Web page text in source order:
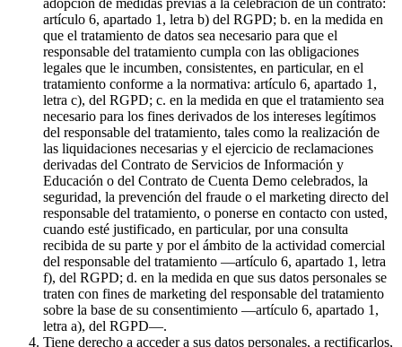
artículo 6, apartado 1, letra b) del RGPD; b. en la medida en
que el tratamiento de datos sea necesario para que el
responsable del tratamiento cumpla con las obligaciones
legales que le incumben, consistentes, en particular, en el
tratamiento conforme a la normativa: artículo 6, apartado 1,
letra c), del RGPD; c. en la medida en que el tratamiento sea
necesario para los fines derivados de los intereses legítimos
del responsable del tratamiento, tales como la realización de
las liquidaciones necesarias y el ejercicio de reclamaciones
derivadas del Contrato de Servicios de Información y
Educación o del Contrato de Cuenta Demo celebrados, la
seguridad, la prevención del fraude o el marketing directo del
responsable del tratamiento, o ponerse en contacto con usted,
cuando esté justificado, en particular, por una consulta
recibida de su parte y por el ámbito de la actividad comercial
del responsable del tratamiento —artículo 6, apartado 1, letra
f), del RGPD; d. en la medida en que sus datos personales se
traten con fines de marketing del responsable del tratamiento
sobre la base de su consentimiento —artículo 6, apartado 1,
letra a), del RGPD—.
Tiene derecho a acceder a sus datos personales, a rectificarlos,